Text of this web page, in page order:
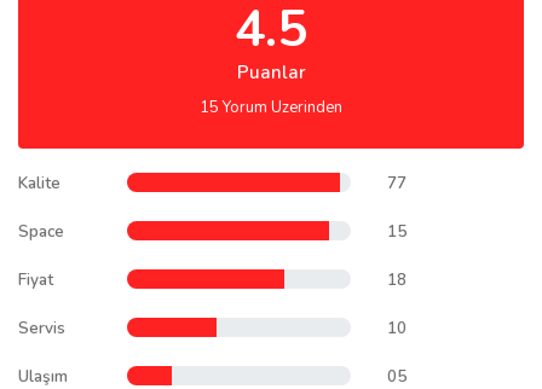
4.5
Puanlar
15 Yorum Uzerinden
Kalite 77
Space 15
Fiyat 18
Servis 10
Ulaşım 05